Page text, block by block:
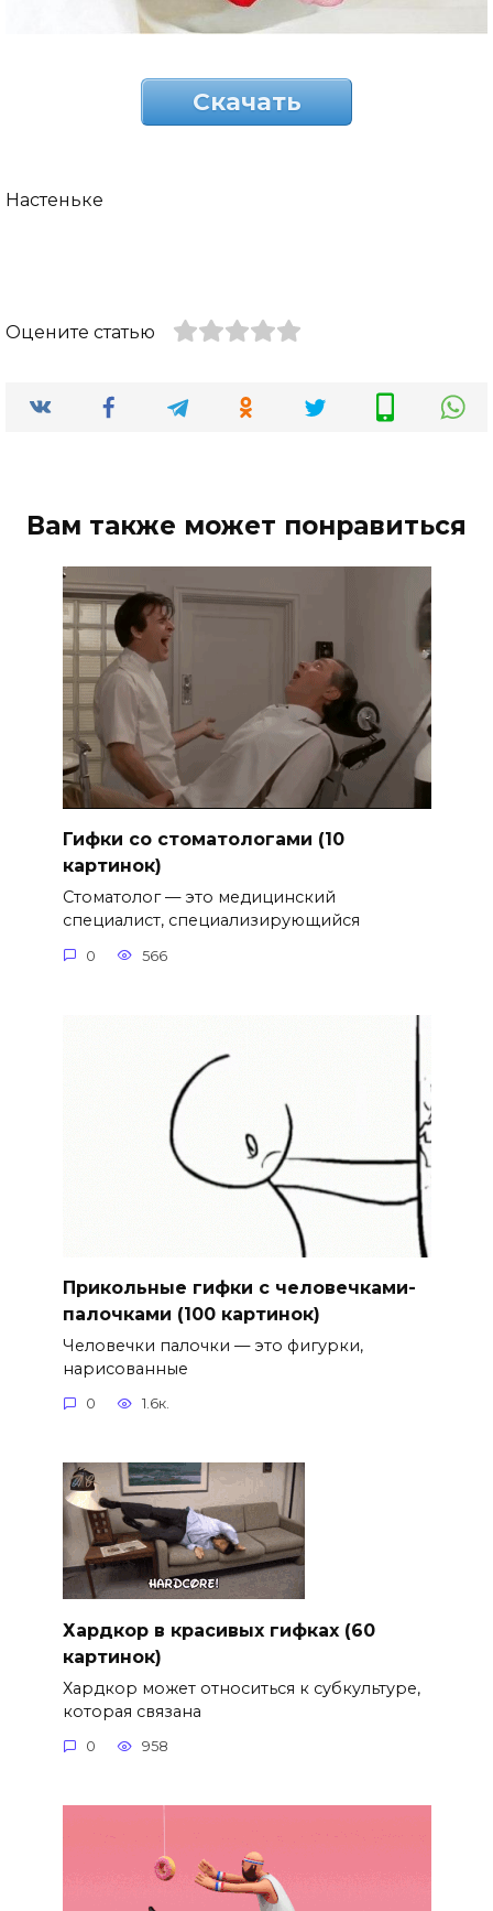
Скачать
Настеньке
Оцените статью
Вам также может понравиться
Гифки со стоматологами (10
картинок)
Стоматолог — это медицинский
специалист, специализирующийся
0 566
Прикольные гифки с человечками-
палочками (100 картинок)
Человечки палочки — это фигурки,
нарисованные
0 1.6к.
Хардкор в красивых гифках (60
картинок)
Хардкор может относиться к субкультуре,
которая связана
0 958